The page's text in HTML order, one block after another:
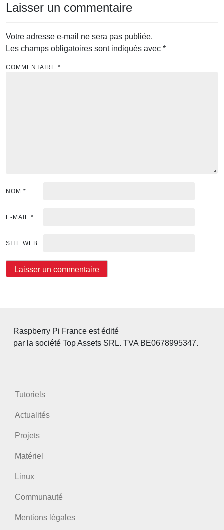
Laisser un commentaire
Votre adresse e-mail ne sera pas publiée.
Les champs obligatoires sont indiqués avec *
COMMENTAIRE *
NOM *
E-MAIL *
SITE WEB
Raspberry Pi France est édité
par la société Top Assets SRL. TVA BE0678995347.
Tutoriels
Actualités
Projets
Matériel
Linux
Communauté
Mentions légales